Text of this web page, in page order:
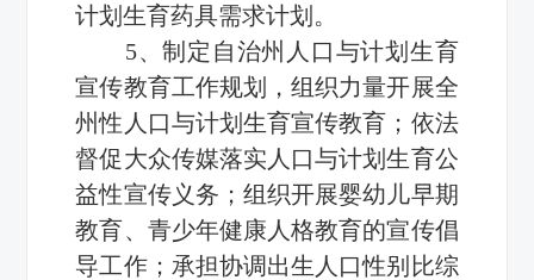
计划生育药具需求计划。
5、制定自治州人口与计划生育
宣传教育工作规划，组织力量开展全
州性人口与计划生育宣传教育；依法
督促大众传媒落实人口与计划生育公
益性宣传义务；组织开展婴幼儿早期
教育、青少年健康人格教育的宣传倡
导工作；承担协调出生人口性别比综